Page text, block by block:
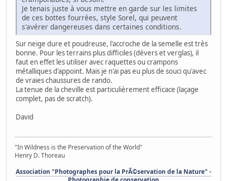
Je tenais juste à vous mettre en garde sur les limites
de ces bottes fourrées, style Sorel, qui peuvent
s'avérer dangereuses dans certaines conditions.
Sur neige dure et poudreuse, l'accroche de la semelle est très
bonne. Pour les terrains plus difficiles (dévers et verglas), il
faut en effet les utiliser avec raquettes ou crampons
métalliques d'appoint. Mais je n'ai pas eu plus de souci qu'avec
de vraies chaussures de rando.
La tenue de la cheville est particulièrement efficace (laçage
complet, pas de scratch).
David
"In Wildness is the Preservation of the World"
Henry D. Thoreau
Association "Photographes pour la PrÃ©servation de la Nature" -